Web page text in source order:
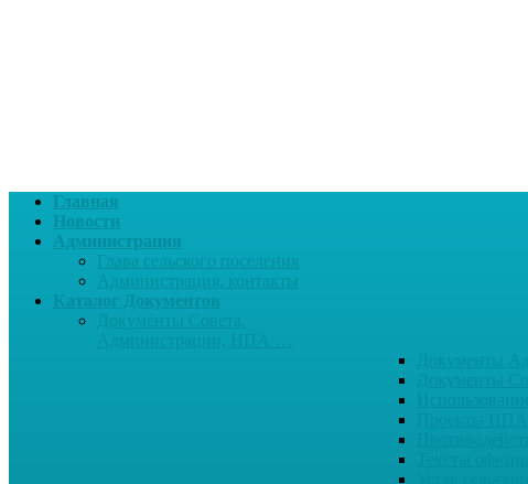
Главная
Новости
Администрация
Глава сельского поселения
Администрация, контакты